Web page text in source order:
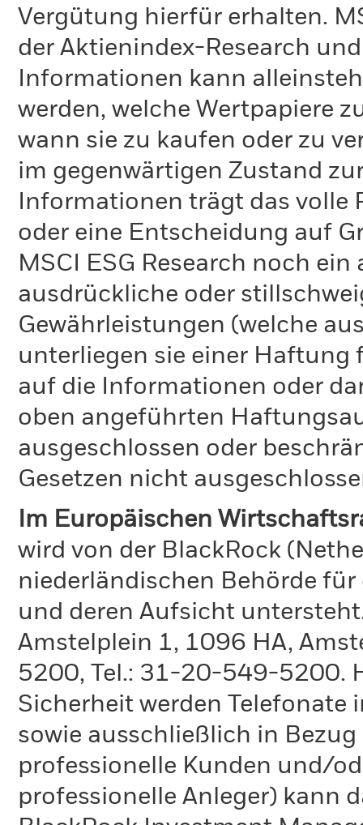
Vergütung hierfür erhalten.
der Aktienindex-Research
Informationen kann
werden, welche Wertpapiere
wann sie zu kaufen oder zu
im gegenwärtigen Zustand
Informationen trägt das volle
oder eine Entscheidung auf
MSCI ESG Research noch
ausdrückliche oder
Gewährleistungen (welche
unterliegen sie einer Haftung
auf die Informationen oder
oben angeführten
ausgeschlossen oder
Gesetzen nicht
Im Europäischen
wird von der BlackRock
niederländischen Behörde
und deren Aufsicht
Amstelplein 1, 1096 HA,
5200, Tel.: 31-20-549-5200.
Sicherheit werden Telefonate
sowie ausschließlich in
professionelle Kunden und/
professionelle Anleger) kann